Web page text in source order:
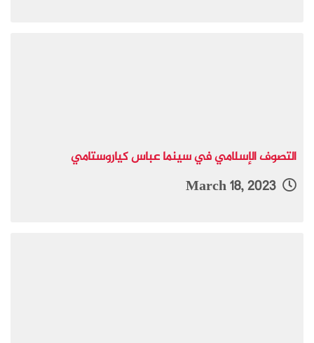
التصوف الإسلامي في سينما عباس كياروستامي
March 18, 2023